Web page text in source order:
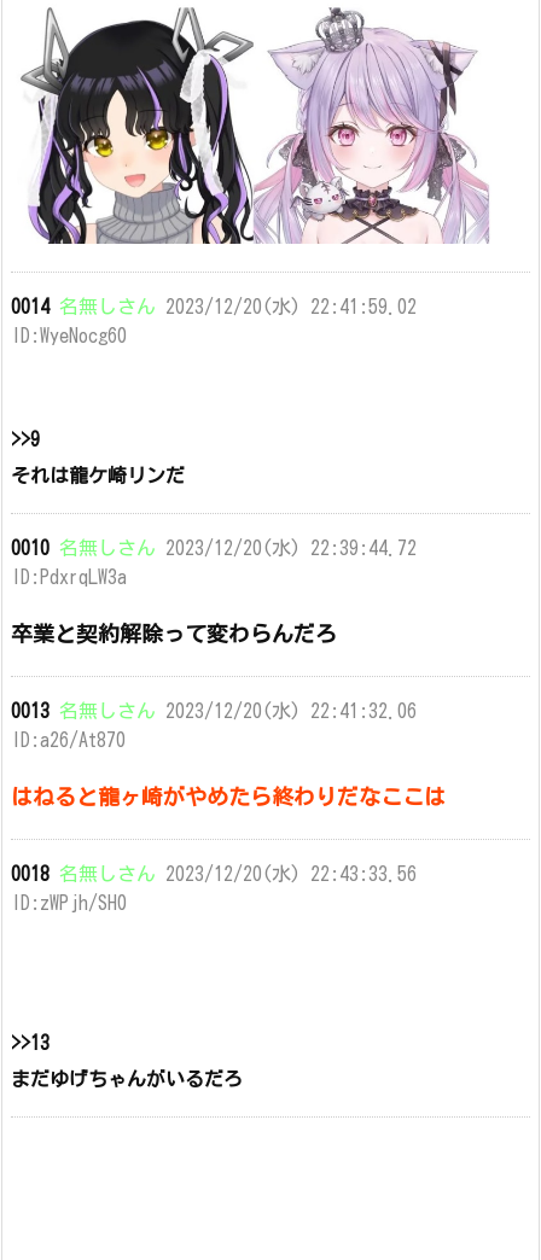
0014 名無しさん 2023/12/20(水) 22:41:59.02
ID:WyeNocg60
>>9
それは龍ケ崎リンだ
0010 名無しさん 2023/12/20(水) 22:39:44.72
ID:PdxrqLW3a
卒業と契約解除って変わらんだろ
0013 名無しさん 2023/12/20(水) 22:41:32.06
ID:a26/At870
はねると龍ヶ崎がやめたら終わりだなここは
0018 名無しさん 2023/12/20(水) 22:43:33.56
ID:zWPjh/SH0
>>13
まだゆげちゃんがいるだろ